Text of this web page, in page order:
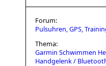
Forum:
Pulsuhren, GPS,
Thema:
Garmin Schwimmen
Handgelenk /